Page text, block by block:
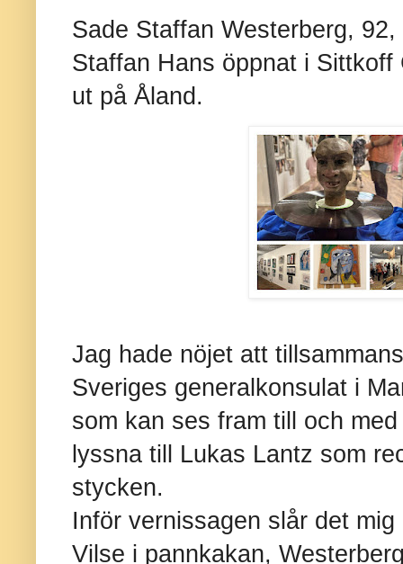
Sade Staffan Westerberg,
Staffan Hans öppnat i
ut på Åland.
Jag hade nöjet att
Sveriges generalkonsulat i
som kan ses fram till och
lyssna till Lukas Lantz som
stycken.
Inför vernissagen slår det
Vilse i pannkakan,